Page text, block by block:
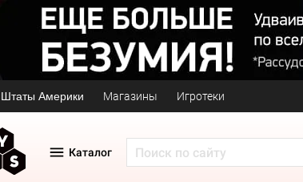
Америки Магазины Игротеки
Каталог